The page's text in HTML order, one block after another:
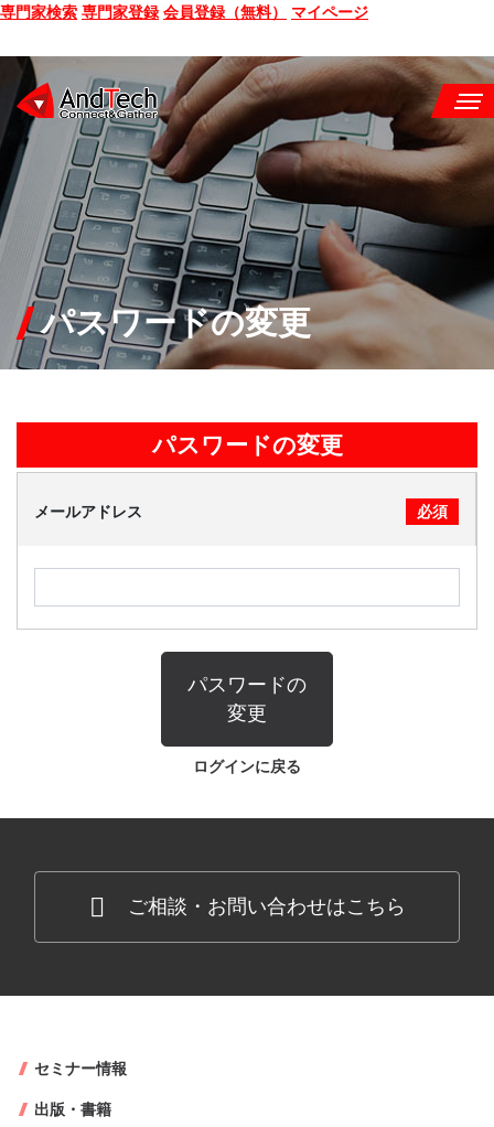
専門家検索 専門家登録 会員登録（無料） マイページ
SEMINAR
BOOK
CONSULTING
SERVICE
COMPANY
パスワードの変更
パスワードの変更
メールアドレス 必須
パスワードの
変更
ログインに戻る
ご相談・お問い合わせはこちら
セミナー情報
出版・書籍